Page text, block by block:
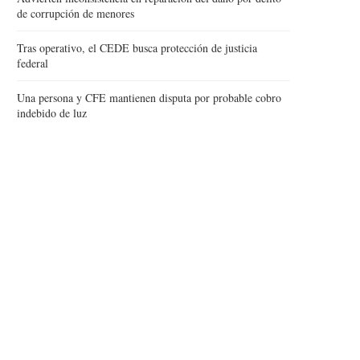
de corrupción de menores
Tras operativo, el CEDE busca protección de justicia
federal
Una persona y CFE mantienen disputa por probable cobro
indebido de luz